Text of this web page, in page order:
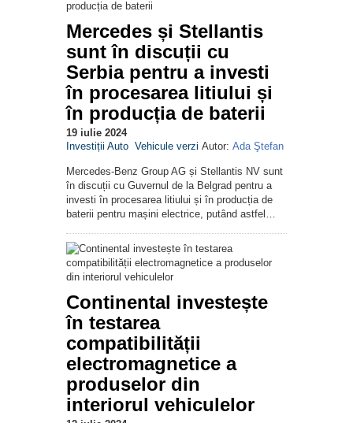
Mercedes și Stellantis
sunt în discuții cu
Serbia pentru a investi
în procesarea litiului și
în producția de baterii
19 iulie 2024
Investiții Auto Vehicule verzi Autor: Ada Ştefan
Mercedes-Benz Group AG și Stellantis NV sunt
în discuții cu Guvernul de la Belgrad pentru a
investi în procesarea litiului și în producția de
baterii pentru mașini electrice, putând astfel…
Continental investește
în testarea
compatibilității
electromagnetice a
produselor din
interiorul vehiculelor